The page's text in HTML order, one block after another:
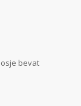
bevat